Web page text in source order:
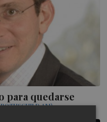
para quedarse
AM)